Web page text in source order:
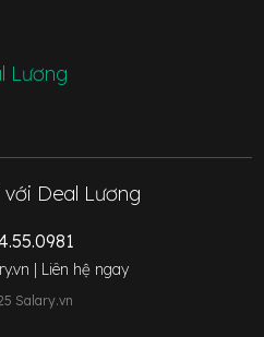
Lương
Deal Lương
| Liên hệ ngay
Salary.vn